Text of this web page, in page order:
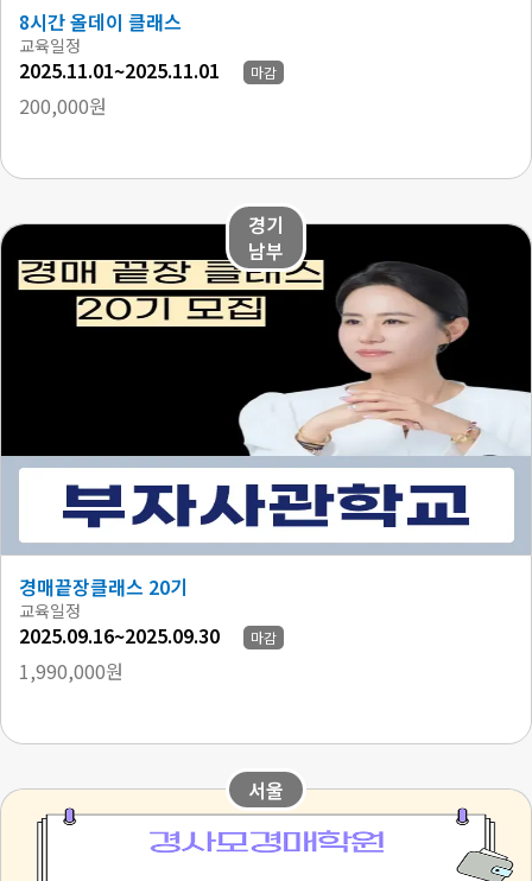
8시간 올데이 클래스
교육일정
2025.11.01~2025.11.01 마감
200,000원
경기
남부
경매끝장클래스 20기
교육일정
2025.09.16~2025.09.30 마감
1,990,000원
서울